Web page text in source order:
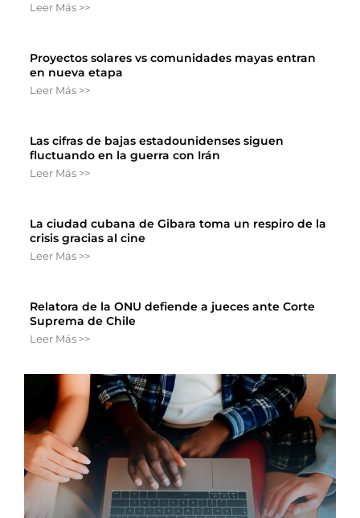
Leer Más >>
Proyectos solares vs comunidades mayas entran
en nueva etapa
Leer Más >>
Las cifras de bajas estadounidenses siguen
fluctuando en la guerra con Irán
Leer Más >>
La ciudad cubana de Gibara toma un respiro de la
crisis gracias al cine
Leer Más >>
Relatora de la ONU defiende a jueces ante Corte
Suprema de Chile
Leer Más >>